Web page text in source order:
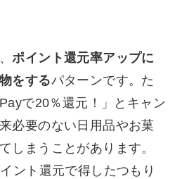
ポイント還元率アップに
をするパターンです。た
で20％還元！」とキャン
必要のない日用品やお菓
しまうことがあります。
ント還元で得したつもり